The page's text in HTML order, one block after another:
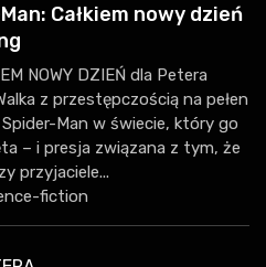
Całkiem nowy dzień
NOWY DZIEŃ dla Petera
z przestępczością na pełen
Man w świecie, który go
– i presja związana z tym, że
przyjaciele...
fiction